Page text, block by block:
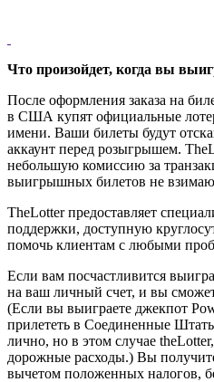
Что произойдет, когда вы
После оформления заказа на
в США купят официальные
имени. Ваши билеты будут
аккаунт перед розыгрышем.
небольшую комиссию за
выигрышных билетов не
TheLotter предоставляет
поддержки, доступную
помочь клиентам с любыми
Если вам посчастливится
на ваш личный счет, и вы
(Если вы выиграете джекпот
прилететь в Соединенные
лично, но в этом случае
дорожные расходы.) Вы
вычетом положенных налогов,